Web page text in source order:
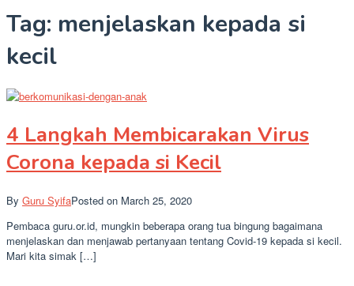
Tag: menjelaskan kepada si
kecil
4 Langkah Membicarakan Virus
Corona kepada si Kecil
By Guru SyifaPosted on March 25, 2020
Pembaca guru.or.id, mungkin beberapa orang tua bingung bagaimana
menjelaskan dan menjawab pertanyaan tentang Covid-19 kepada si kecil.
Mari kita simak […]